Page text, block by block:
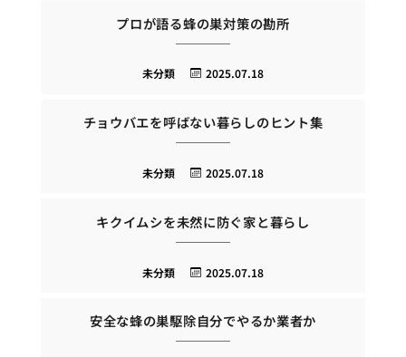
プロが語る蜂の巣対策の勘所
2025.07.18
未分類
チョウバエを呼ばない暮らしのヒント集
2025.07.18
未分類
キクイムシを未然に防ぐ家と暮らし
2025.07.18
未分類
安全な蜂の巣駆除自分でやるか業者か